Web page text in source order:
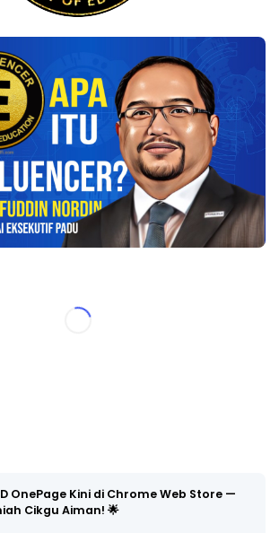
OnePage Kini di Chrome Web Store —
Cikgu Aiman! 🌟